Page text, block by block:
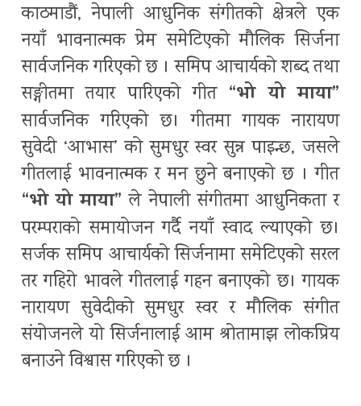
काठमाडौं, नेपाली आधुनिक संगीतको क्षेत्रले एक
नयाँ भावनात्मक प्रेम समेटिएको मौलिक सिर्जना
सार्वजनिक गरिएको छ । समिप आचार्यको शब्द तथा
सङ्गीतमा तयार पारिएको गीत “भो यो माया”
सार्वजनिक गरिएको छ। गीतमा गायक नारायण
सुवेदी ‘आभास’ को सुमधुर स्वर सुन्न पाइन्छ, जसले
गीतलाई भावनात्मक र मन छुने बनाएको छ । गीत
“भो यो माया” ले नेपाली संगीतमा आधुनिकता र
परम्पराको समायोजन गर्दै नयाँ स्वाद ल्याएको छ।
सर्जक समिप आचार्यको सिर्जनामा समेटिएको सरल
तर गहिरो भावले गीतलाई गहन बनाएको छ। गायक
नारायण सुवेदीको सुमधुर स्वर र मौलिक संगीत
संयोजनले यो सिर्जनालाई आम श्रोतामाझ लोकप्रिय
बनाउने विश्वास गरिएको छ ।